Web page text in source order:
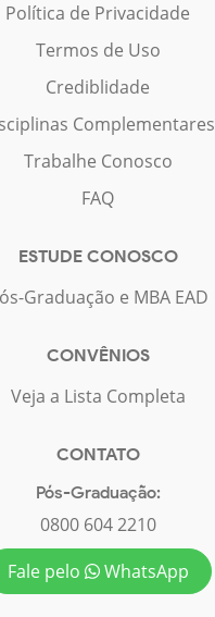
Política de Privacidade
Termos de Uso
Crediblidade
Complementares
Trabalhe Conosco
FAQ
ESTUDE CONOSCO
Graduação e MBA EAD
CONVÊNIOS
Veja a Lista Completa
CONTATO
Pós-Graduação:
0800 604 2210
Fale pelo
WhatsApp